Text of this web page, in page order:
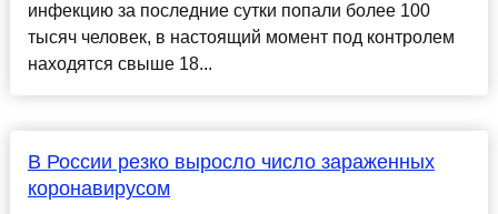
инфекцию за последние сутки попали более 100
тысяч человек, в настоящий момент под контролем
находятся свыше 18...
В России резко выросло число зараженных
коронавирусом